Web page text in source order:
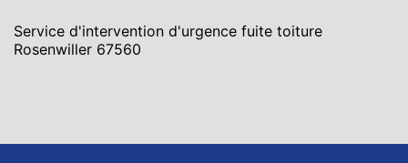
Service d'intervention d'urgence fuite toiture
Rosenwiller 67560